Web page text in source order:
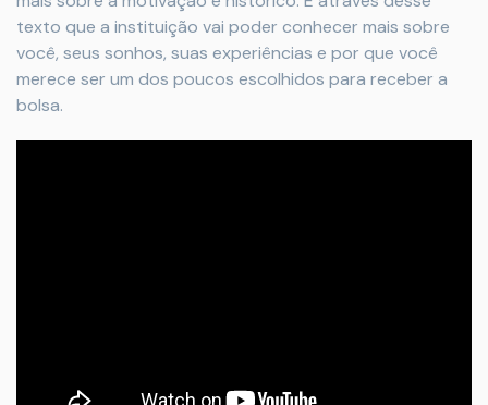
texto que a instituição vai poder conhecer mais sobre
você, seus sonhos, suas experiências e por que você
merece ser um dos poucos escolhidos para receber a
bolsa.